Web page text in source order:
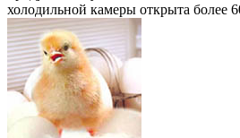
холодильной камеры открыта более